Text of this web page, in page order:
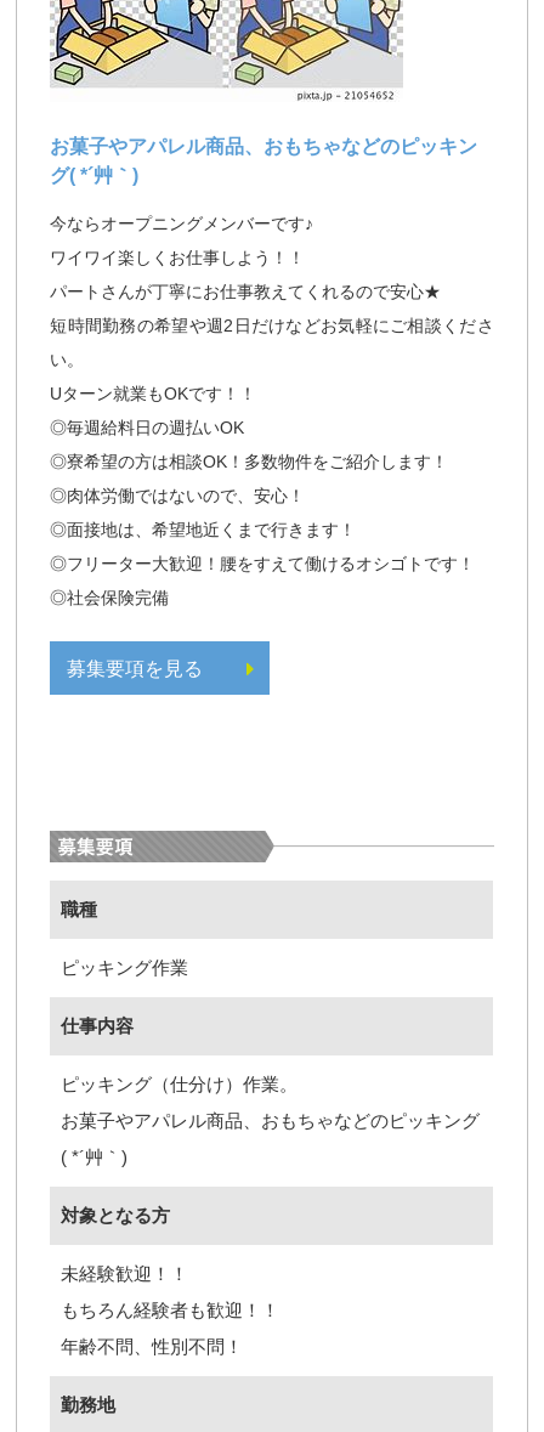
お菓子やアパレル商品、おもちゃなどのピッキン
グ( *´艸｀)
今ならオープニングメンバーです♪
ワイワイ楽しくお仕事しよう！！
パートさんが丁寧にお仕事教えてくれるので安心★
短時間勤務の希望や週2日だけなどお気軽にご相談くださ
い。
Uターン就業もOKです！！
◎毎週給料日の週払いOK
◎寮希望の方は相談OK！多数物件をご紹介します！
◎肉体労働ではないので、安心！
◎面接地は、希望地近くまで行きます！
◎フリーター大歓迎！腰をすえて働けるオシゴトです！
◎社会保険完備
募集要項を見る
職種
ピッキング作業
仕事内容
ピッキング（仕分け）作業。
お菓子やアパレル商品、おもちゃなどのピッキング
( *´艸｀)
対象となる方
未経験歓迎！！
もちろん経験者も歓迎！！
年齢不問、性別不問！
勤務地